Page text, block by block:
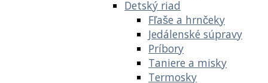
Detský riad
Fľaše a hrnčeky
Jedálenské súpravy
Príbory
Taniere a misky
Termosky